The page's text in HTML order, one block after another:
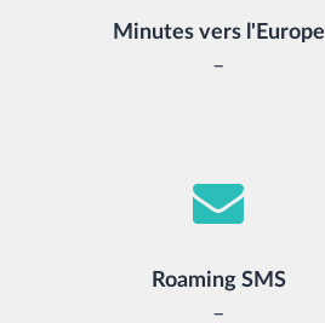
Minutes vers l'Europe
–
Roaming SMS
–